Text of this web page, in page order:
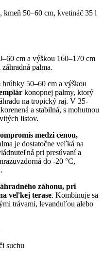
kmeň 50–60 cm, kvetináč 35 l
cm a výškou 160–170 cm
palma.
hrúbky 50–60 cm a výškou
konopnej palmy, ktorý
na tropický raj. V 35-
a stabilná, s mohutnou
listov.
medzi cenou,
je dostatočne veľká na
pri presúvaní a
do -20 °C,
záhonu, pri
veľkej terase. Kombinuje sa
trávami, levanduľou alebo
suchu